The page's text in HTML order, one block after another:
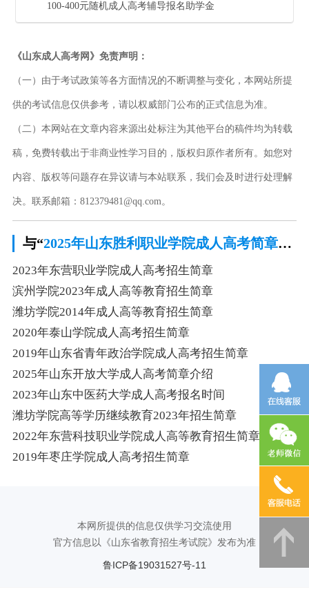
100-400元随机成人高考辅导报名助学金
《山东成人高考网》免责声明：
（一）由于考试政策等各方面情况的不断调整与变化，本网站所提
供的考试信息仅供参考，请以权威部门公布的正式信息为准。
（二）本网站在文章内容来源出处标注为其他平台的稿件均为转载
稿，免费转载出于非商业性学习目的，版权归原作者所有。如您对
内容、版权等问题存在异议请与本站联系，我们会及时进行处理解
决。联系邮箱：812379481@qq.com。
与“2025年山东胜利职业学院成人高考简章介绍
2023年东营职业学院成人高考招生简章
滨州学院2023年成人高等教育招生简章
潍坊学院2014年成人高等教育招生简章
2020年泰山学院成人高考招生简章
2019年山东省青年政治学院成人高考招生简章
2025年山东开放大学成人高考简章介绍
2023年山东中医药大学成人高考报名时间
潍坊学院高等学历继续教育2023年招生简章
2022年东营科技职业学院成人高等教育招生简章正式发布
2019年枣庄学院成人高考招生简章
本网所提供的信息仅供学习交流使用
官方信息以《山东省教育招生考试院》发布为准
鲁ICP备19031527号-11